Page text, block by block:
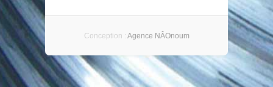
Conception : Agence NÂOnoum